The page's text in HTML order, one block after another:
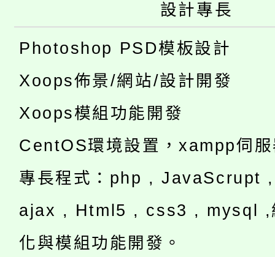
設計專長
Photoshop PSD模板設計
Xoops佈景/網站/設計開發
Xoops模組功能開發
CentOS環境設置，xampp伺
專長程式：php , JavaScrupt
ajax , Html5 , css3 , mysql ,
化與模組功能開發。